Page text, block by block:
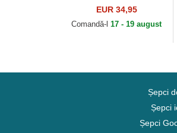
Beaded de New York
Yankees MLB de New
EUR 34,95
Comandă-l17 - 19 august
Șepci
Șepci
Șepci